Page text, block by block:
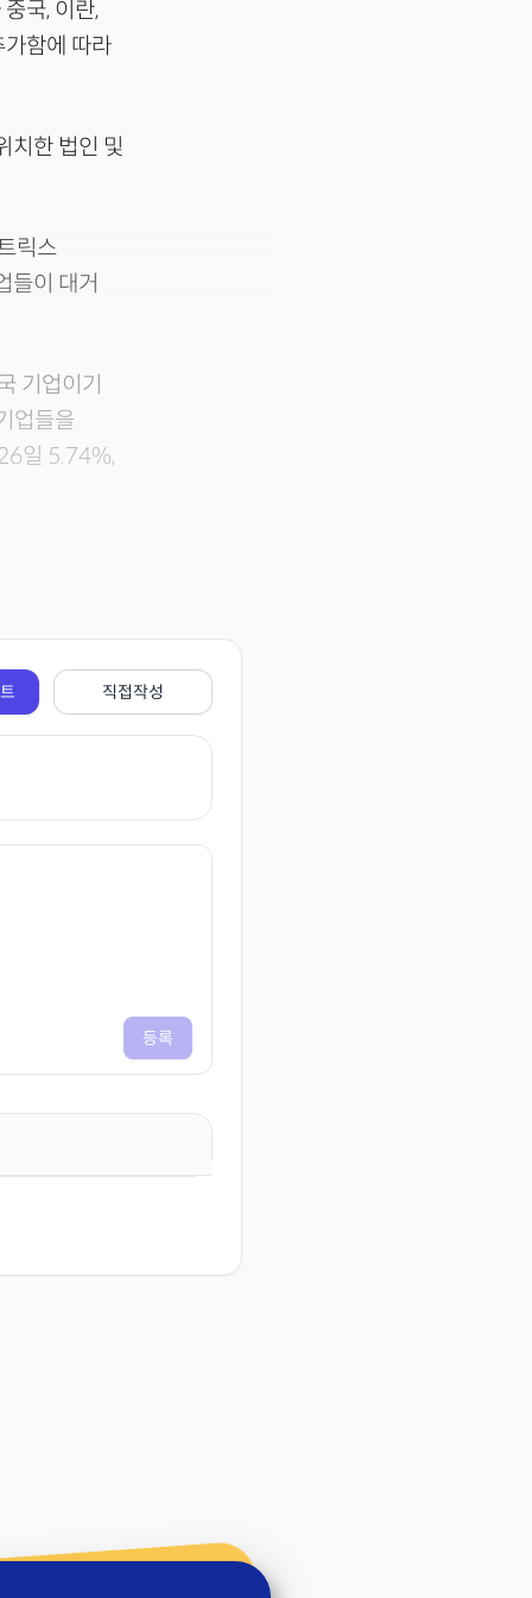
국, 이란,
함에 따라
치한 법인 및
릭스
들이 대거
기업이기
업들을
일 5.74%,
직접작성
등록